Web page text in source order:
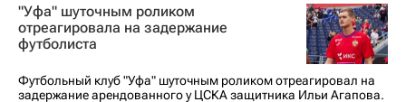
Уфа
Кубок России по футболу
"Уфа" шуточным роликом
отреагировала на задержание
футболиста
Футбольный клуб "Уфа" шуточным роликом отреагировал на
задержание арендованного у ЦСКА защитника Ильи Агапова.